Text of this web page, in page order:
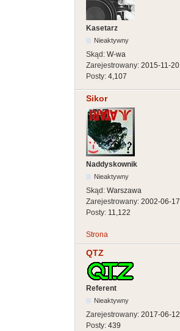
Kasetarz
Nieaktywny
Skąd: W-wa
Zarejestrowany: 2015-11-20
Posty: 4,107
Sikor
Naddyskownik
Nieaktywny
Skąd: Warszawa
Zarejestrowany: 2002-06-17
Posty: 11,122
Strona
QTZ
Referent
Nieaktywny
Zarejestrowany: 2017-06-12
Posty: 439